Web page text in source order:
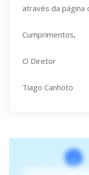
através da página
Cumprimentos,
O Diretor
Tiago Canhoto